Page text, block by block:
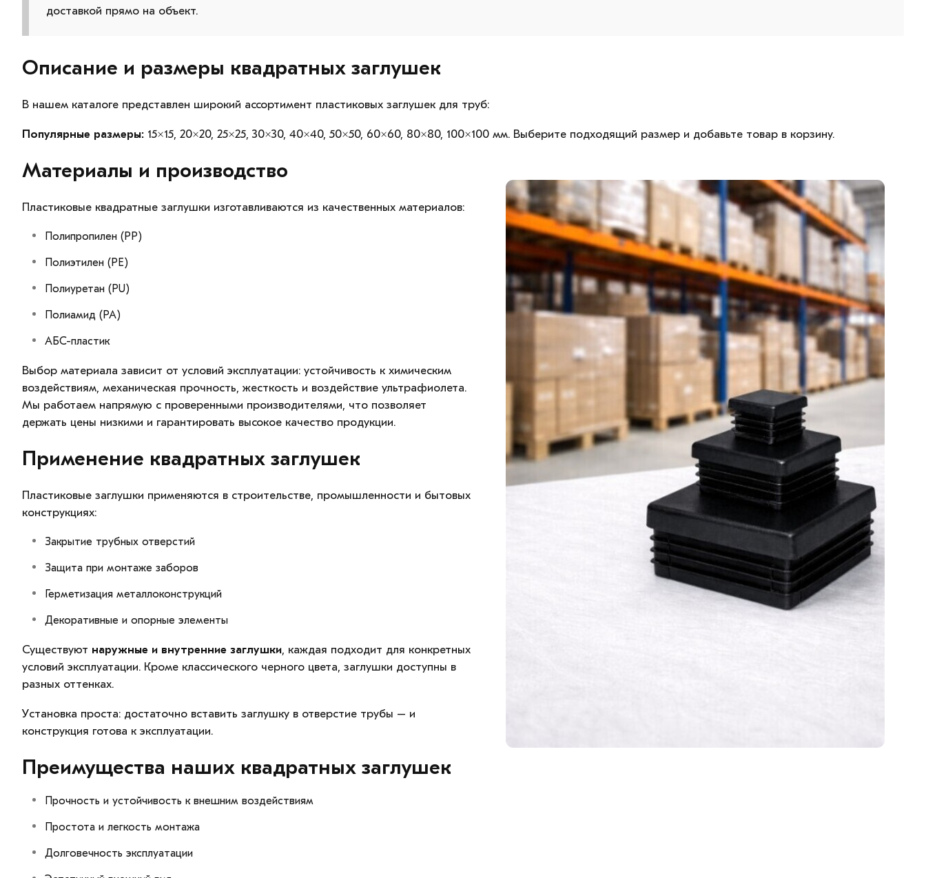
доставкой прямо на объект.
Описание и размеры квадратных заглушек
В нашем каталоге представлен широкий ассортимент пластиковых заглушек для труб:
Популярные размеры: 15×15, 20×20, 25×25, 30×30, 40×40, 50×50, 60×60, 80×80, 100×100 мм. Выберите подходящий размер и добавьте товар в корзину.
Материалы и производство
Пластиковые квадратные заглушки изготавливаются из качественных материалов:
Полипропилен (PP)
Полиэтилен (PE)
Полиуретан (PU)
Полиамид (PA)
АБС-пластик
Выбор материала зависит от условий эксплуатации: устойчивость к химическим
воздействиям, механическая прочность, жесткость и воздействие ультрафиолета.
Мы работаем напрямую с проверенными производителями, что позволяет
держать цены низкими и гарантировать высокое качество продукции.
Применение квадратных заглушек
Пластиковые заглушки применяются в строительстве, промышленности и бытовых
конструкциях:
Закрытие трубных отверстий
Защита при монтаже заборов
Герметизация металлоконструкций
Декоративные и опорные элементы
Существуют наружные и внутренние заглушки, каждая подходит для конкретных
условий эксплуатации. Кроме классического черного цвета, заглушки доступны в
разных оттенках.
Установка проста: достаточно вставить заглушку в отверстие трубы – и
конструкция готова к эксплуатации.
Преимущества наших квадратных заглушек
Прочность и устойчивость к внешним воздействиям
Простота и легкость монтажа
Долговечность эксплуатации